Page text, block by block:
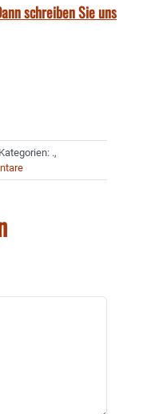
schreiben Sie uns
Kategorien: .,